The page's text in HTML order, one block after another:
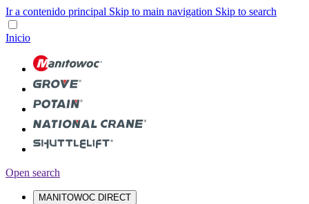
Ir a contenido principal Skip to main navigation Skip to search
Inicio
Open search
MANITOWOC DIRECT